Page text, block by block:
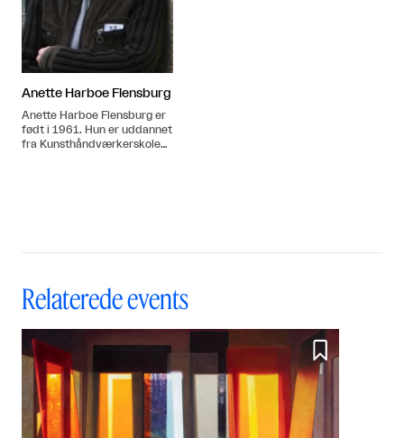
Anette Harboe Flensburg
Anette Harboe Flensburg er
født i 1961. Hun er uddannet
fra Kunsthåndværkerskolen i
Relaterede events
